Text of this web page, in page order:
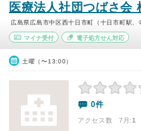
医療法人社団つばさ会
広島県広島市中区西十日市町（十日市町駅、
マイナ受付 電子処方せん対応
土曜（〜13:00）
0件
アクセス数 7月:1